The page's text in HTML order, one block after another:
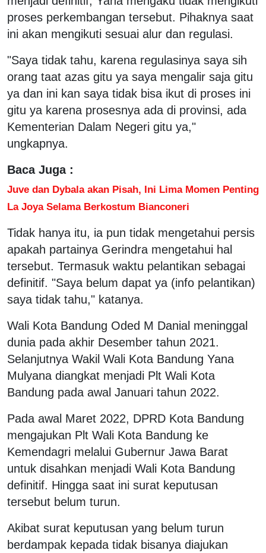
proses perkembangan tersebut. Pihaknya saat
ini akan mengikuti sesuai alur dan regulasi.
"Saya tidak tahu, karena regulasinya saya sih
orang taat azas gitu ya saya mengalir saja gitu
ya dan ini kan saya tidak bisa ikut di proses ini
gitu ya karena prosesnya ada di provinsi, ada
Kementerian Dalam Negeri gitu ya,"
ungkapnya.
Baca Juga :
Juve dan Dybala akan Pisah, Ini Lima Momen Penting
La Joya Selama Berkostum Bianconeri
Tidak hanya itu, ia pun tidak mengetahui persis
apakah partainya Gerindra mengetahui hal
tersebut. Termasuk waktu pelantikan sebagai
definitif. "Saya belum dapat ya (info pelantikan)
saya tidak tahu," katanya.
Wali Kota Bandung Oded M Danial meninggal
dunia pada akhir Desember tahun 2021.
Selanjutnya Wakil Wali Kota Bandung Yana
Mulyana diangkat menjadi Plt Wali Kota
Bandung pada awal Januari tahun 2022.
Pada awal Maret 2022, DPRD Kota Bandung
mengajukan Plt Wali Kota Bandung ke
Kemendagri melalui Gubernur Jawa Barat
untuk disahkan menjadi Wali Kota Bandung
definitif. Hingga saat ini surat keputusan
tersebut belum turun.
Akibat surat keputusan yang belum turun
berdampak kepada tidak bisanya diajukan